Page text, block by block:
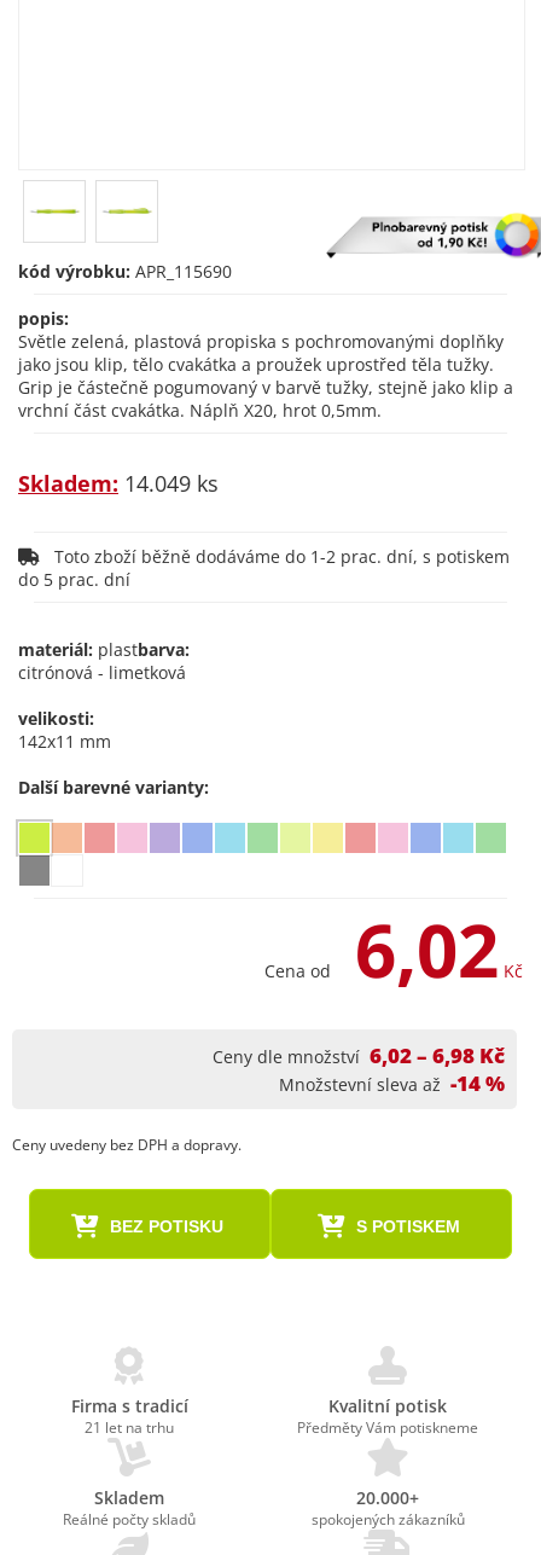
kód výrobku: APR_115690
popis:
Světle zelená, plastová propiska s pochromovanými doplňky
jako jsou klip, tělo cvakátka a proužek uprostřed těla tužky.
Grip je částečně pogumovaný v barvě tužky, stejně jako klip a
vrchní část cvakátka. Náplň X20, hrot 0,5mm.
Skladem: 14.049 ks
Toto zboží běžně dodáváme do 1-2 prac. dní, s potiskem
do 5 prac. dní
materiál: plastbarva:
citrónová - limetková
velikosti:
142x11 mm
Další barevné varianty:
Cena od 6,02 Kč
Ceny dle množství 6,02 – 6,98 Kč
Množstevní sleva až -14 %
Ceny uvedeny bez DPH a dopravy.
BEZ POTISKU S POTISKEM
Firma s tradicí
21 let na trhu
Kvalitní potisk
Předměty Vám potiskneme
Skladem
Reálné počty skladů
20.000+
spokojených zákazníků